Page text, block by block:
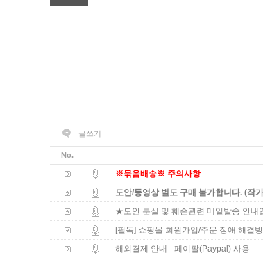
글쓰기
No.
※묶음배송※ 주의사항
도안/동영상 별도 구매 불가합니다. (작
★도안 분실 및 훼손관련 메일발송 안내
[필독] 쇼핑몰 회원가입/주문 장애 해결
해외결제 안내 - 페이팔(Paypal) 사용